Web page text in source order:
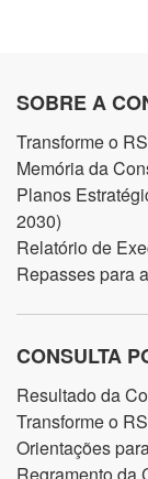
SOBRE A
Transforme o
Memória da
Planos
2030)
Relatório de
Repasses para
CONSULTA
Resultado da
Transforme o
Orientações